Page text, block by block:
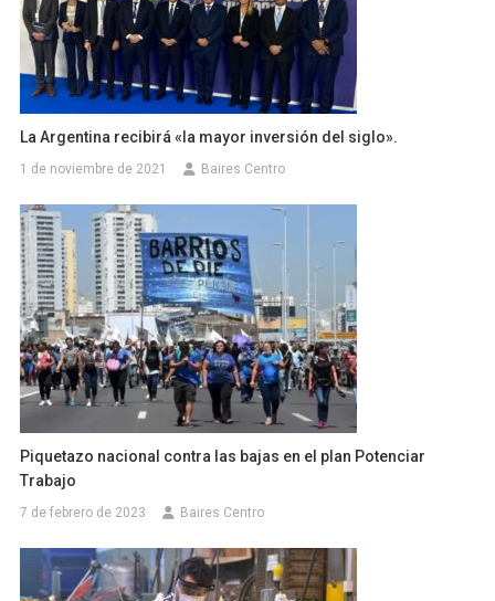
La Argentina recibirá «la mayor inversión del siglo».
1 de noviembre de 2021 Baires Centro
Piquetazo nacional contra las bajas en el plan Potenciar
Trabajo
7 de febrero de 2023 Baires Centro